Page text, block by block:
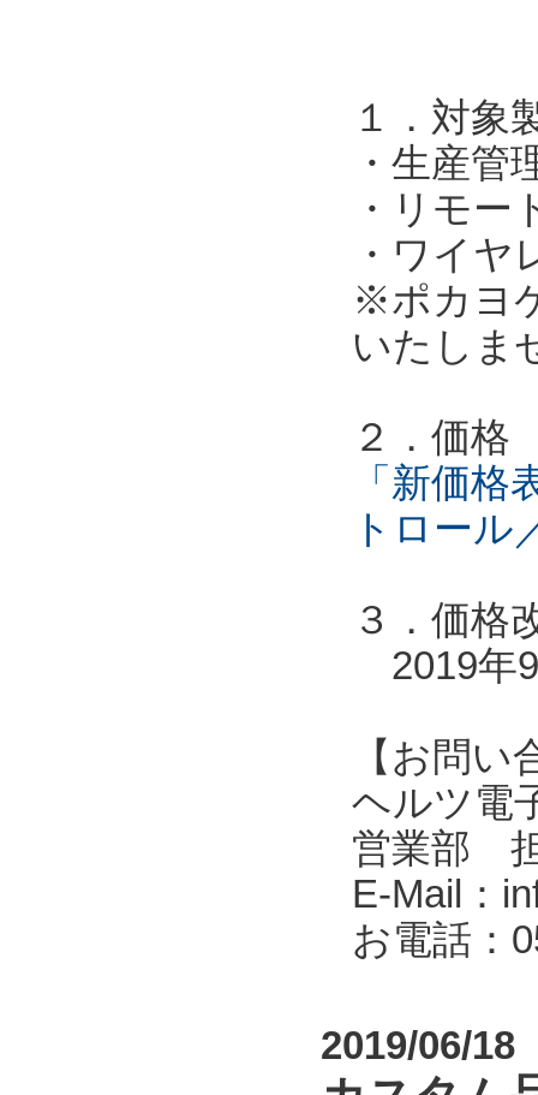
１．対象
・生産管
・リモー
・ワイヤ
※ポカヨ
いたしま
２．価格
「新価
トロール
３．価格
2019年
【お問い
ヘルツ電
営業部
E-Mail：
お電話：
2019/06/18